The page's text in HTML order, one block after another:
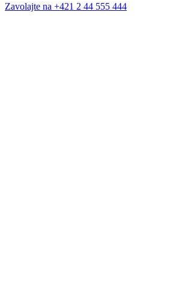
Zavolajte na +421 2 44 555 444